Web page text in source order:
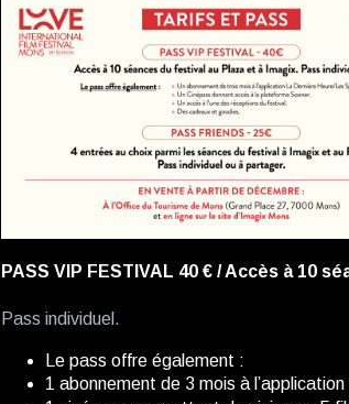
PASS VIP FESTIVAL 40 € / Accès à 10
Pass individuel.
Le pass offre également :
1 abonnement de 3 mois à